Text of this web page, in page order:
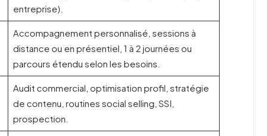
entreprise).
Accompagnement personnalisé, sessions à
distance ou en présentiel, 1 à 2 journées ou
parcours étendu selon les besoins.
Audit commercial, optimisation profil, stratégie
de contenu, routines social selling, SSI,
prospection.